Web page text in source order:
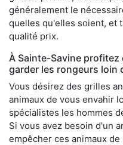
généralement le
quelles qu'elles soient, et
qualité prix.
À Sainte-Savine
garder les rongeurs loin
Vous désirez des grilles
animaux de vous envahir
spécialistes les hommes
Si vous avez besoin d'un
empêcher ces animaux